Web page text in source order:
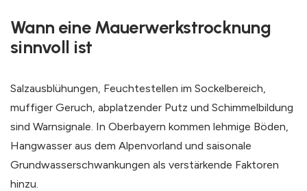
Wann eine Mauerwerkstrocknung
sinnvoll ist
Salzausblühungen, Feuchtestellen im Sockelbereich,
muffiger Geruch, abplatzender Putz und Schimmelbildung
sind Warnsignale. In Oberbayern kommen lehmige Böden,
Hangwasser aus dem Alpenvorland und saisonale
Grundwasserschwankungen als verstärkende Faktoren
hinzu.